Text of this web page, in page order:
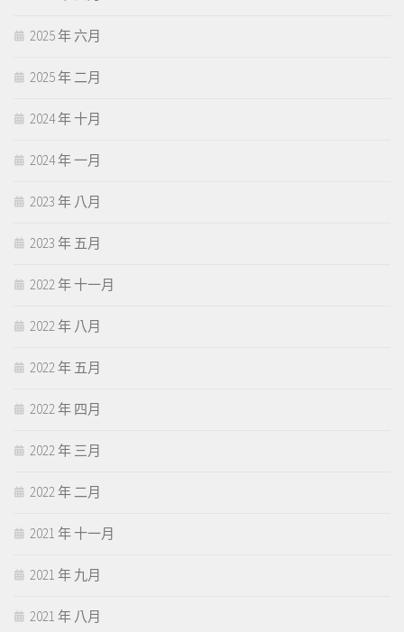
2025 年 六月
2025 年 二月
2024 年 十月
2024 年 一月
2023 年 八月
2023 年 五月
2022 年 十一月
2022 年 八月
2022 年 五月
2022 年 四月
2022 年 三月
2022 年 二月
2021 年 十一月
2021 年 九月
2021 年 八月